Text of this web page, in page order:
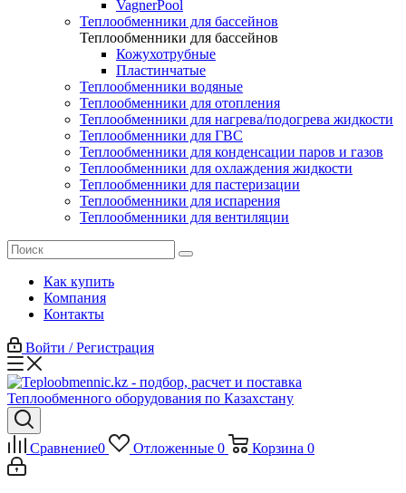
VagnerPool
Теплообменники для бассейнов
Теплообменники для бассейнов
Кожухотрубные
Пластинчатые
Теплообменники водяные
Теплообменники для отопления
Теплообменники для нагрева/подогрева жидкости
Теплообменники для ГВС
Теплообменники для конденсации паров и газов
Теплообменники для охлаждения жидкости
Теплообменники для пастеризации
Теплообменники для испарения
Теплообменники для вентиляции
Как купить
Компания
Контакты
Войти / Регистрация
Сравнение0 Отложенные 0 Корзина 0